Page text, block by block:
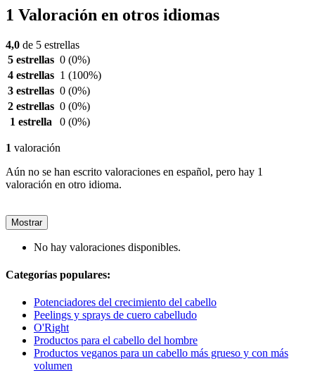
1 Valoración en otros idiomas
4,0 de 5 estrellas
5 estrellas 0 (0%)
4 estrellas 1 (100%)
3 estrellas 0 (0%)
2 estrellas 0 (0%)
1 estrella
0 (0%)
1 valoración
Aún no se han escrito valoraciones en español, pero hay 1
valoración en otro idioma.
Mostrar
No hay valoraciones disponibles.
Categorías populares:
Potenciadores del crecimiento del cabello
Peelings y sprays de cuero cabelludo
O'Right
Productos para el cabello del hombre
Productos veganos para un cabello más grueso y con más
volumen